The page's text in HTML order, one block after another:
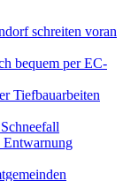
schreiten voran
bequem per EC-
Tiefbauarbeiten
Entwarnung